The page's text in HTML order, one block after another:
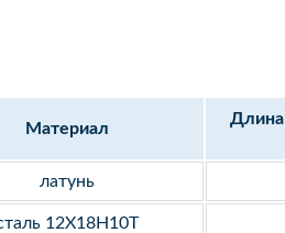
Материал
Длина
латунь
12Х18Н10Т